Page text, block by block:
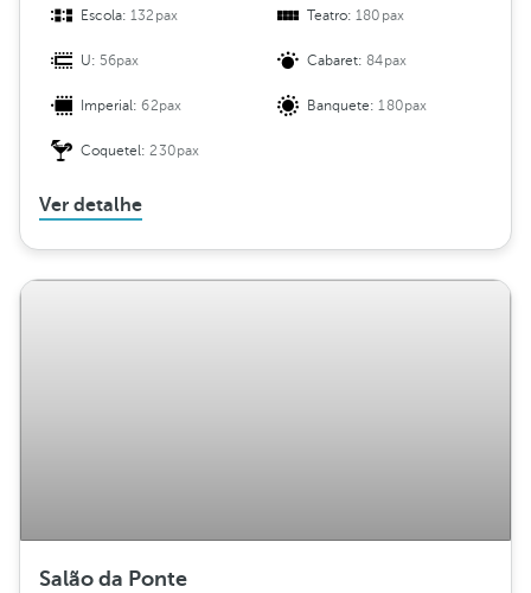
Escola:132pax Teatro:180pax
U: 56pax Cabaret:84pax
Imperial:62pax Banquete:180pax
Coquetel:230pax
Ver detalhe
Salão da Ponte